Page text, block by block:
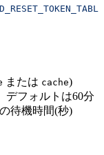
または cache)
フォルトは60分
待機時間(秒)